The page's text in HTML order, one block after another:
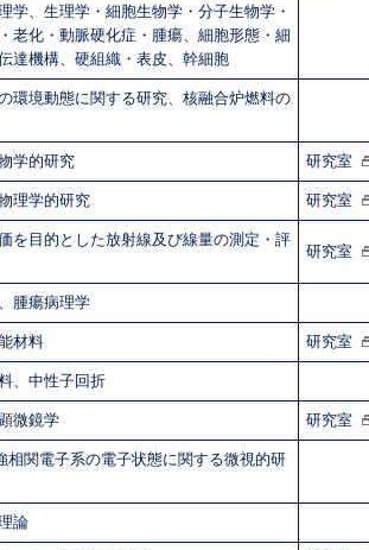
学、生理学・細胞生物学・分子生物学・
老化・動脈硬化症・腫瘍、細胞形態・細
達機構、硬組織・表皮、幹細胞
環境動態に関する研究、核融合炉燃料の
学的研究 研究室
理学的研究 研究室
を目的とした放射線及び線量の測定・評
研究室
腫瘍病理学
材料 研究室
、中性子回折
微鏡学 研究室
相関電子系の電子状態に関する微視的研
論